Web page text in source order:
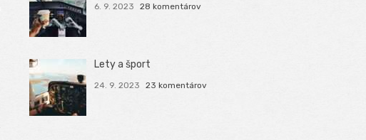
6. 9. 2023 28 komentárov
Lety a šport
24. 9. 2023 23 komentárov